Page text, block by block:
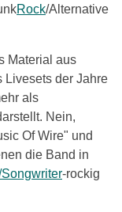
Rock/Alternative
Material aus
Livesets der Jahre
als
Nein,
Of Wire" und
die Band in
-rockig